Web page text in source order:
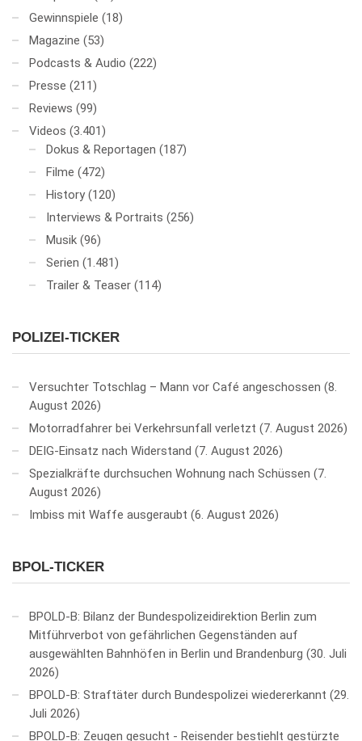
Gewinnspiele (18)
Magazine (53)
Podcasts & Audio (222)
Presse (211)
Reviews (99)
Videos (3.401)
Dokus & Reportagen (187)
Filme (472)
History (120)
Interviews & Portraits (256)
Musik (96)
Serien (1.481)
Trailer & Teaser (114)
POLIZEI-TICKER
Versuchter Totschlag – Mann vor Café angeschossen 8.
August 2026
Motorradfahrer bei Verkehrsunfall verletzt
7. August 2026
DEIG-Einsatz nach Widerstand
7. August 2026
Spezialkräfte durchsuchen Wohnung nach Schüssen
7.
August 2026
Imbiss mit Waffe ausgeraubt 6. August 2026
BPOL-TICKER
BPOLD-B: Bilanz der Bundespolizeidirektion Berlin zum
Mitführverbot von gefährlichen Gegenständen auf
ausgewählten Bahnhöfen in Berlin und Brandenburg 30. Juli
2026
BPOLD-B: Straftäter durch Bundespolizei wiedererkannt
29.
Juli 2026
BPOLD-B: Zeugen gesucht - Reisender bestiehlt gestürzte